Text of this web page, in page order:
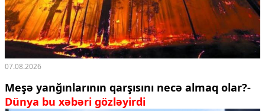
07.08.2026
Meşə yanğınlarının qarşısını necə almaq olar?-
Dünya bu xəbəri gözləyirdi